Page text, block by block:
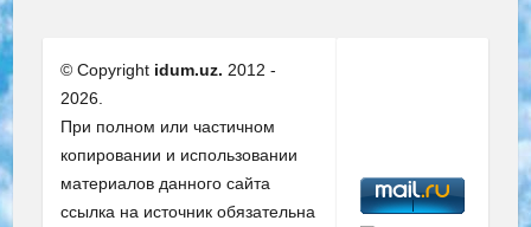
© Copyright idum.uz. 2012 -
2026.
При полном или частичном
копировании и использовании
материалов данного сайта
ссылка на источник обязательна